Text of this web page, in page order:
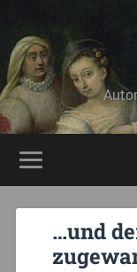
…und